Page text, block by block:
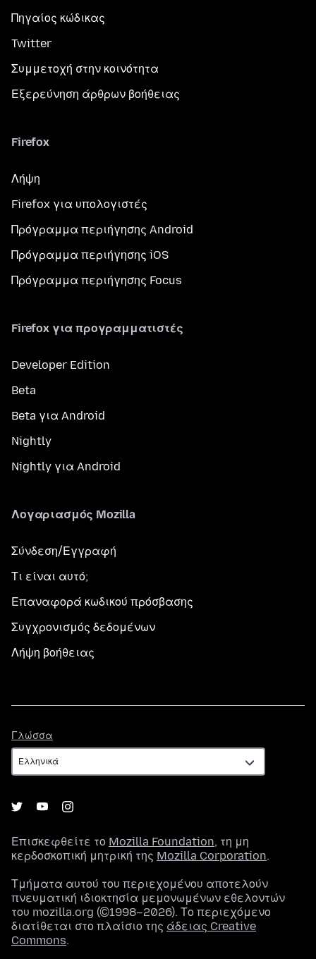
Πηγαίος κώδικας
Twitter
Συμμετοχή στην κοινότητα
Εξερεύνηση άρθρων βοήθειας
Firefox
Λήψη
Firefox για υπολογιστές
Πρόγραμμα περιήγησης Android
Πρόγραμμα περιήγησης iOS
Πρόγραμμα περιήγησης Focus
Firefox για προγραμματιστές
Developer Edition
Beta
Beta για Android
Nightly
Nightly για Android
Λογαριασμός Mozilla
Σύνδεση/Εγγραφή
Τι είναι αυτό;
Επαναφορά κωδικού πρόσβασης
Συγχρονισμός δεδομένων
Λήψη βοήθειας
Γλώσσα
Επισκεφθείτε το Mozilla Foundation, τη μη
κερδοσκοπική μητρική της Mozilla Corporation.
Τμήματα αυτού του περιεχομένου αποτελούν
πνευματική ιδιοκτησία μεμονωμένων εθελοντών
του mozilla.org (©1998–2026). Το περιεχόμενο
διατίθεται στο πλαίσιο της άδειας Creative
Commons.